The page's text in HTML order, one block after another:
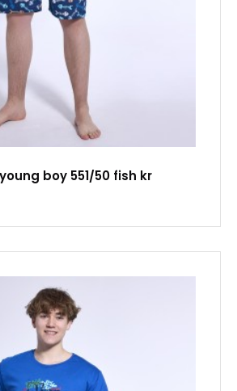
boy 551/50 fish kr